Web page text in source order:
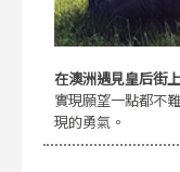
在澳洲遇見皇后街
實現願望一點都不
現的勇氣。